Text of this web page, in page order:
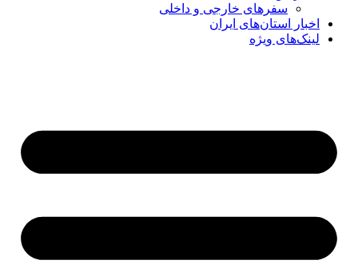
سفرهای خارجی و داخلی
اخبار استان‌های ایران
لینک‌های ویژه